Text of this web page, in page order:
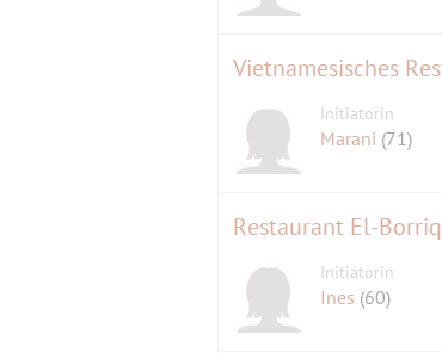
Vietnamesisches
Initiatorin
Marani (71)
Restaurant El-
Initiatorin
Ines (60)